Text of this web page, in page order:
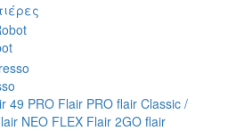
49 PRO Flair PRO flair Classic /
NEO FLEX Flair 2GO flair